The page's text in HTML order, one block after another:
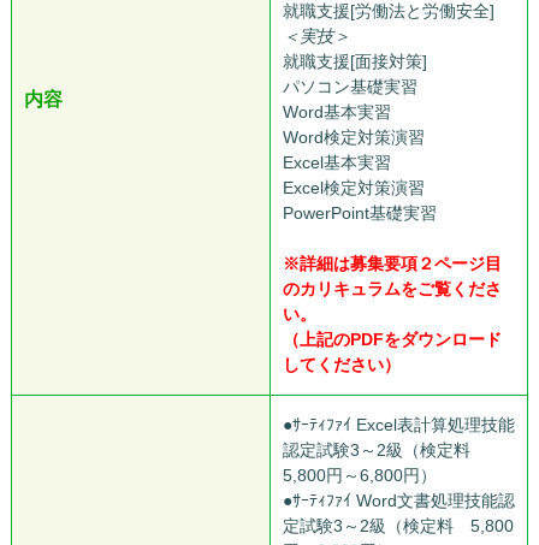
内容
就職支援[労働法と労働安全]
＜実技＞
就職支援[面接対策]
パソコン基礎実習
Word基本実習
Word検定対策演習
Excel基本実習
Excel検定対策演習
PowerPoint基礎実習
※詳細は募集要項２ページ目
のカリキュラムをご覧くださ
い。
（上記のPDFをダウンロード
してください）
●ｻｰﾃｨﾌｧｲ Excel表計算処理技能
認定試験3～2級（検定料
5,800円～6,800円）
●ｻｰﾃｨﾌｧｲ Word文書処理技能認
定試験3～2級（検定料 5,800